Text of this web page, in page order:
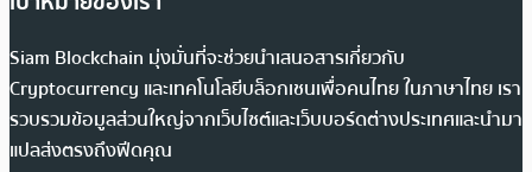
Siam Blockchain มุ่งมั่นที่จะช่วยนำเสนอสารเกี่ยวกับ
Cryptocurrency และเทคโนโลยีบล็อกเชนเพื่อคนไทย ในภาษาไทย เรา
รวบรวมข้อมูลส่วนใหญ่จากเว็บไซต์และเว็บบอร์ดต่างประเทศและนำมา
แปลส่งตรงถึงฟีดคุณ